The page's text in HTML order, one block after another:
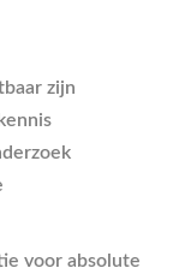
zijn
voor absolute